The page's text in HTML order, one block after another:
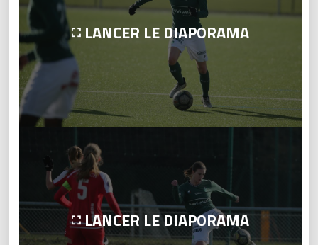
LANCER LE DIAPORAMA
LANCER LE DIAPORAMA